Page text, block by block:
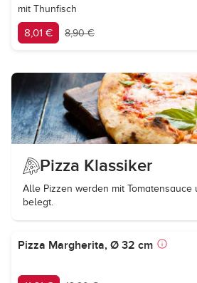
mit Thunfisch
8,01 € 8,90 €
Pizza Klassiker
Alle Pizzen werden mit Tomatensauce
belegt.
Pizza Margherita, Ø 32 cm